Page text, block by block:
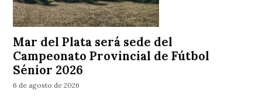
Mar del Plata será sede del
Campeonato Provincial de Fútbol
Sénior 2026
6 de agosto de 2026